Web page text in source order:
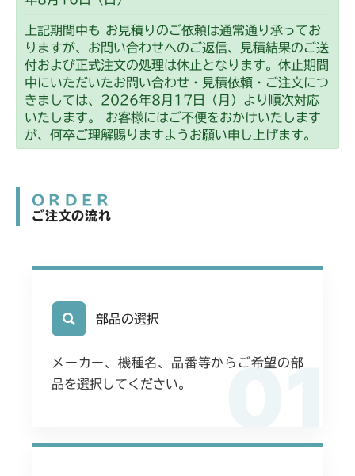
上記期間中も お見積りのご依頼は通常通り承ってお
りますが、お問い合わせへのご返信、見積結果のご送
付および正式注文の処理は休止となります。休止期間
中にいただいたお問い合わせ・見積依頼・ご注文につ
きましては、2026年8月17日（月）より順次対応
いたします。 お客様にはご不便をおかけいたします
が、何卒ご理解賜りますようお願い申し上げます。
ORDER
ご注文の流れ
01
部品の選択
メーカー、機種名、品番等からご希望の部
品を選択してください。